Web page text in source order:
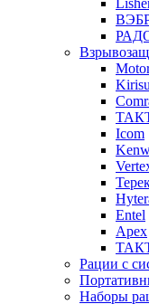
Icom
Entel
Apex
Рации с
Наборы